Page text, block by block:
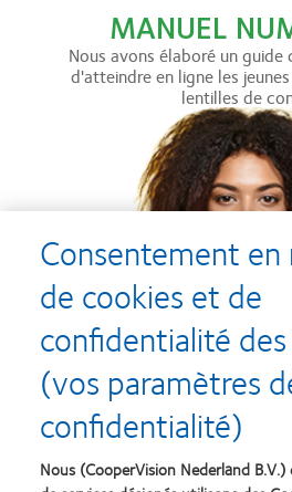
MANUEL
Nous avons élaboré un
d'atteindre en ligne les
lentilles de
Consentement
de cookies et de
confidentialité
(vos paramètres
confidentialité)
Nous (CooperVision Nederland